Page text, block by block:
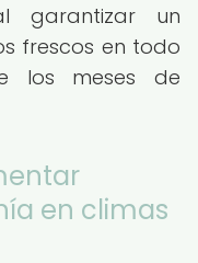
garantizar un
frescos en todo
los meses de
en climas